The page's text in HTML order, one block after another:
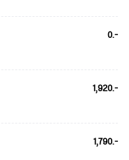
0.-
1,920.-
1,790.-